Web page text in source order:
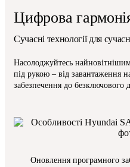
Цифрова
Сучасні технології для
Насолоджуйтесь
під рукою – від завантаження
забезпечення до безключового
Оновлення програмного